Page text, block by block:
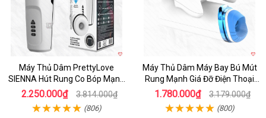
Máy Thủ Dâm PrettyLove
SIENNA Hút Rung Co Bóp Mạnh
Mẽ Nam
2.250.000₫ 3.814.000₫
(806)
Máy Thủ Dâm Máy Bay Bú Mút
Rung Mạnh Giá Đỡ Điện Thoại
Chính Hãng
1.780.000₫ 3.179.000₫
(800)